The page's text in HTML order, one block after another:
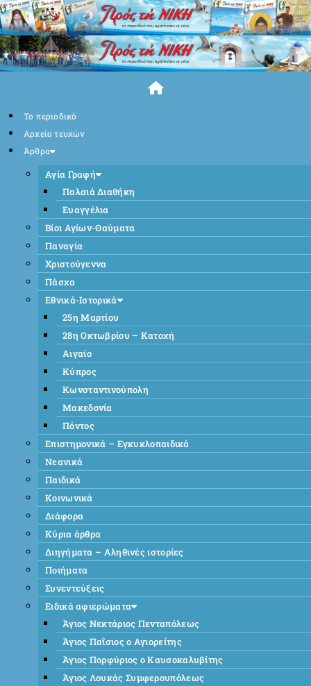
Skip
to
content
Το περιοδικό
Αρχείο τευχών
Άρθρα
Αγία Γραφή
Παλαιά Διαθήκη
Ευαγγέλια
Βίοι Αγίων-Θαύματα
Παναγία
Χριστούγεννα
Πάσχα
Εθνικά-Ιστορικά
25η Μαρτίου
28η Οκτωβρίου – Κατοχή
Αιγαίο
Κύπρος
Κωνσταντινούπολη
Μακεδονία
Πόντος
Επιστημονικά – Εγκυκλοπαιδικά
Νεανικά
Παιδικά
Κοινωνικά
Διάφορα
Κύρια άρθρα
Διηγήματα – Αληθινές ιστορίες
Ποιήματα
Συνεντεύξεις
Ειδικά αφιερώματα
Άγιος Νεκτάριος Πενταπόλεως
Άγιος Παΐσιος ο Αγιορείτης
Άγιος Πορφύριος ο Καυσοκαλυβίτης
Άγιος Λουκάς Συμφερουπόλεως